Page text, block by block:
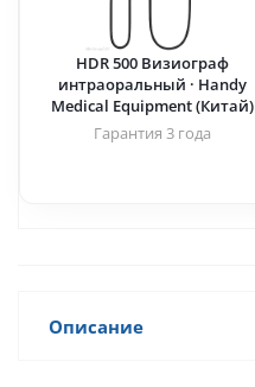
HDR 500 Визиограф
интраоральный · Handy
Medical Equipment (Китай)
Гарантия 3 года
Описание